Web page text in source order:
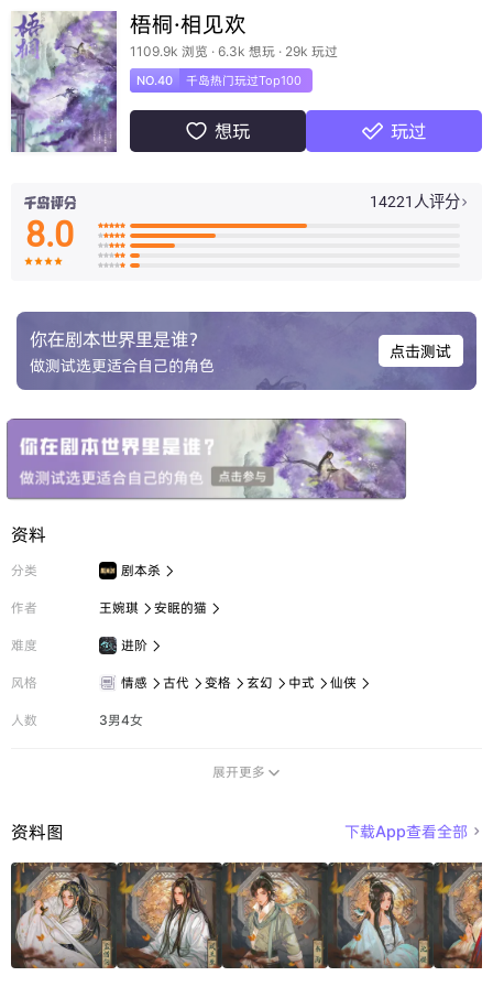
梧桐·相见欢
1109.9k 浏览 · 6.3k 想玩 · 29k 玩过
NO.40 千岛热门玩过Top100
 想玩  玩过
14221人评分 
8.0 




你在剧本世界里是谁？
做测试选更适合自己的角色
点击测试
资料
分类 剧本杀 
作者 王婉琪  安眠的猫 
难度 进阶 
风格 情感  古代  变格  玄幻  中式  仙侠 
人数 3男4女
展开更多 
资料图 下载App查看全部 